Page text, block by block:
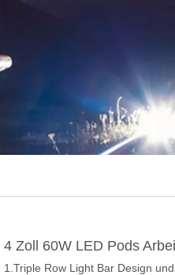
4 Zoll 60W LED Pods
1.Triple Row Light Bar Design